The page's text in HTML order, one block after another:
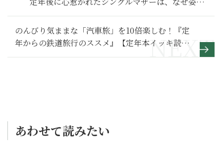
消したのか～その１～
のんびり気ままな「汽車旅」を10倍楽しむ！『定
年からの鉄道旅行のススメ』【定年本イッキ読
み】
あわせて読みたい